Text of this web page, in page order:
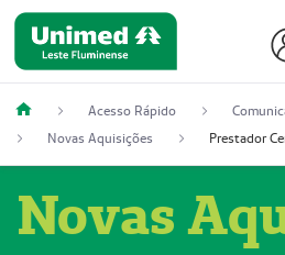
Acesso Rápido
Novas Aquisições
Novas